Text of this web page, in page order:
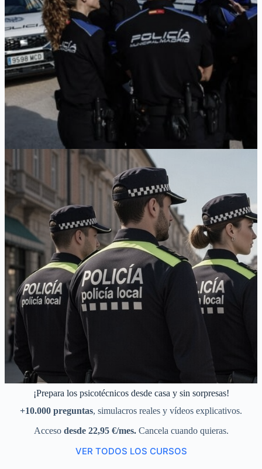
¡Prepara los psicotécnicos desde casa y sin sorpresas!
+10.000 preguntas, simulacros reales y vídeos explicativos.
Acceso desde 22,95 €/mes.Cancela cuando quieras.
VER TODOS LOS CURSOS